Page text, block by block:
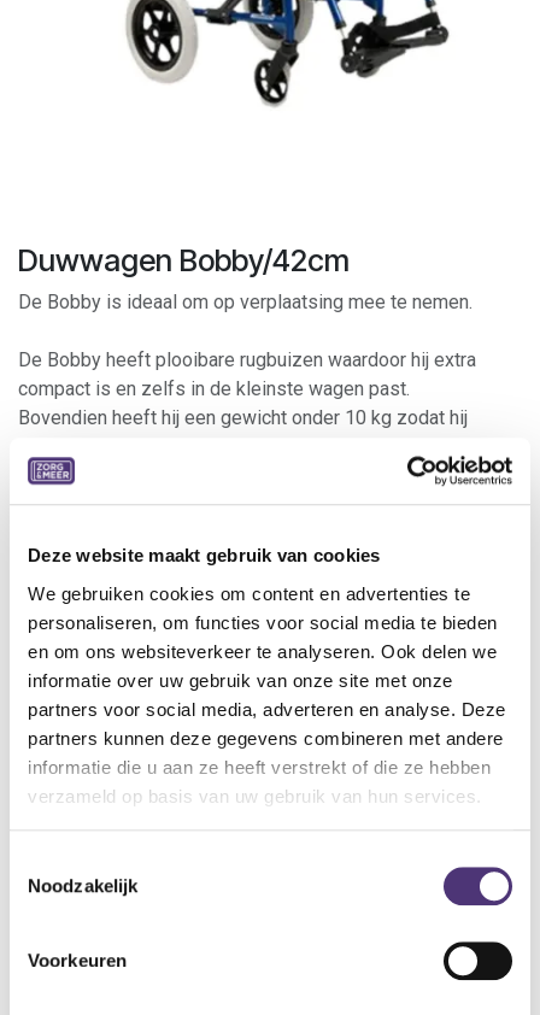
Deze website maakt gebruik van cookies
We gebruiken cookies om content en advertenties te
personaliseren, om functies voor social media te bieden
en om ons websiteverkeer te analyseren. Ook delen we
informatie over uw gebruik van onze site met onze
partners voor social media, adverteren en analyse. Deze
partners kunnen deze gegevens combineren met andere
informatie die u aan ze heeft verstrekt of die ze hebben
verzameld op basis van uw gebruik van hun services.
Noodzakelijk
Voorkeuren
Duwwagen Bobby/42cm
De Bobby is ideaal om op verplaatsing mee te nemen.
De Bobby heeft plooibare rugbuizen waardoor hij extra
compact is en zelfs in de kleinste wagen past.
Bovendien heeft hij een gewicht onder 10 kg zodat hij
over remmen voor de begeleider, ergonomische
duwhandvatten, zachte armleggers en nog veel meer.
Specificaties:
Zitbreedte: 48 cm.
Tegemoetkoming VSB
Je komt mogelijk in aanmerking voor een
tegemoetkoming
op dit mobiliteitshulpmiddel. Deze tegemoetkoming
Een tegemoetkoming aanvragen
337,13€